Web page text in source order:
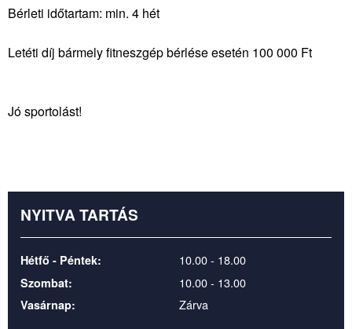
Bérleti időtartam: min. 4 hét
Letéti díj bármely fitneszgép bérlése esetén 100 000 Ft
Jó sportolást!
NYITVA TARTÁS
Hétfő - Péntek: 10.00 - 18.00
Szombat: 10.00 - 13.00
Vasárnap: Zárva